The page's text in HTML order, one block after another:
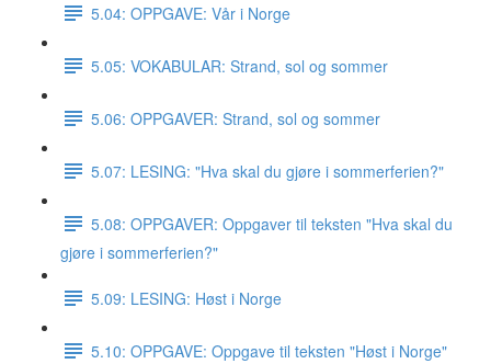
5.04: OPPGAVE: Vår i Norge
5.05: VOKABULAR: Strand, sol og sommer
5.06: OPPGAVER: Strand, sol og sommer
5.07: LESING: "Hva skal du gjøre i sommerferien?"
5.08: OPPGAVER: Oppgaver til teksten "Hva skal du
gjøre i sommerferien?"
5.09: LESING: Høst i Norge
5.10: OPPGAVE: Oppgave til teksten "Høst i Norge"